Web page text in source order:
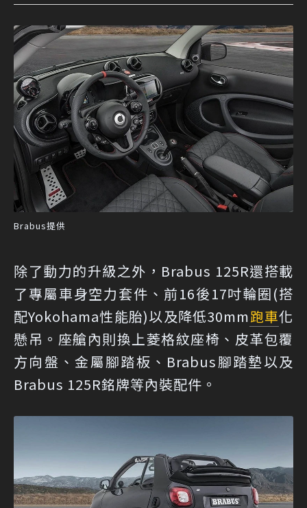
Brabus提供
除了動力的升級之外，Brabus 125R還搭載
了專屬車身空力套件、前16後17吋輪圈(搭
配Yokohama性能胎)以及降低30mm跑車化
懸吊。座艙內則換上菱格紋座椅、皮革包覆
方向盤、金屬腳踏板、Brabus腳踏墊以及
Brabus 125R銘牌等內裝配件。